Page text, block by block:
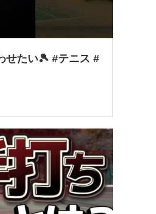
せたい🎾 #テニス #